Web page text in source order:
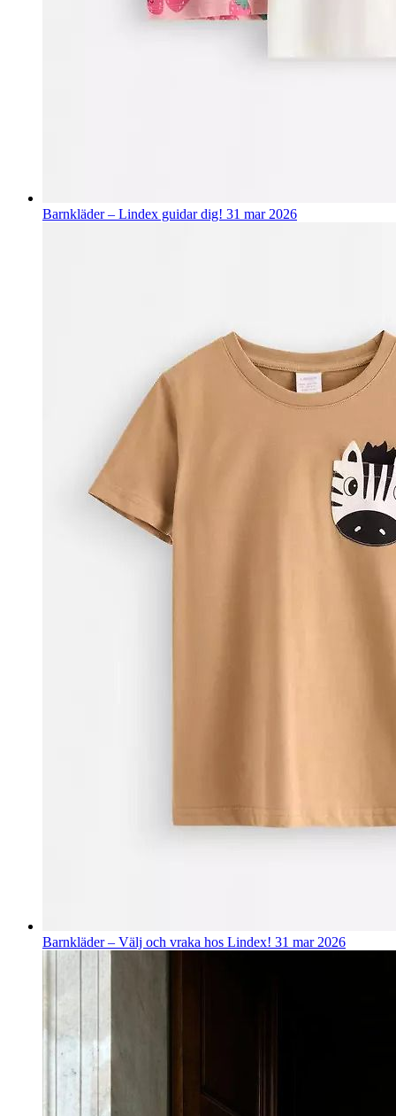
Barnkläder – Lindex guidar dig! 31 mar 2026
Barnkläder – Välj och vraka hos Lindex! 31 mar 2026